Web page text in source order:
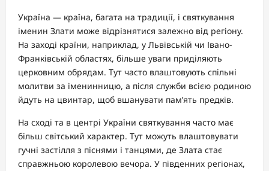
Україна — країна, багата на традиції, і святкування
іменин Злати може відрізнятися залежно від регіону.
На заході країни, наприклад, у Львівській чи Івано-
Франківській областях, більше уваги приділяють
церковним обрядам. Тут часто влаштовують спільні
молитви за іменинницю, а після служби всією родиною
йдуть на цвинтар, щоб вшанувати пам’ять предків.
На сході та в центрі України святкування часто має
більш світський характер. Тут можуть влаштовувати
гучні застілля з піснями і танцями, де Злата стає
справжньою королевою вечора. У південних регіонах,